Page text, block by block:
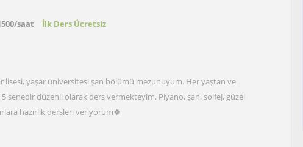
/saat İlk Ders Ücretsiz
lisesi, yaşar üniversitesi şan bölümü mezunuyum. Her yaştan ve
senedir düzenli olarak ders vermekteyim. Piyano, şan, solfej, güzel
hazırlık dersleri veriyorum🍀